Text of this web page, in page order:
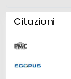
Citazioni